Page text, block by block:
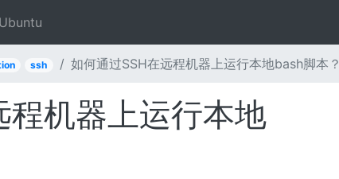
Ubuntu
ssh 如何通过SSH在远程机器上运行本地bash脚本？
机器上运行本地